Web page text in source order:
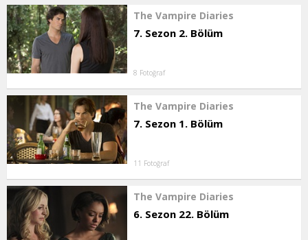
The Vampire Diaries
7. Sezon 2. Bölüm
8 Fotoğraf
The Vampire Diaries
7. Sezon 1. Bölüm
11 Fotoğraf
The Vampire Diaries
6. Sezon 22. Bölüm